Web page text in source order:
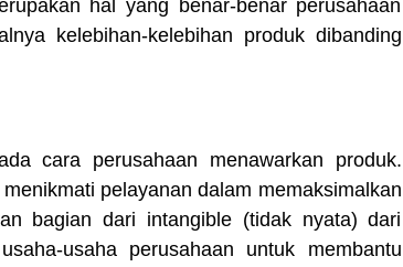
hal yang benar-benar perusahaan
kelebihan-kelebihan produk dibanding
cara perusahaan menawarkan produk.
pelayanan dalam memaksimalkan
bagian dari intangible (tidak nyata) dari
usaha perusahaan untuk membantu